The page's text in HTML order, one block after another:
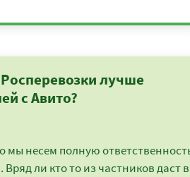
лучше
с Авито?
мы несем полную
Вряд ли кто то из частников даст